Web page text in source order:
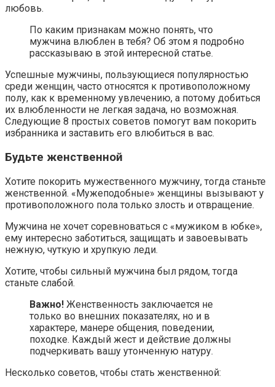
любовь.
По каким признакам можно понять, что
мужчина влюблен в тебя? Об этом я подробно
рассказываю в этой интересной статье.
Успешные мужчины, пользующиеся популярностью
среди женщин, часто относятся к противоположному
полу, как к временному увлечению, а потому добиться
их влюбленности не легкая задача, но возможная.
Следующие 8 простых советов помогут вам покорить
избранника и заставить его влюбиться в вас.
Будьте женственной
Хотите покорить мужественного мужчину, тогда станьте
женственной. «Мужеподобные» женщины вызывают у
противоположного пола только злость и отвращение.
Мужчина не хочет соревноваться с «мужиком в юбке»,
ему интересно заботиться, защищать и завоевывать
нежную, чуткую и хрупкую леди.
Хотите, чтобы сильный мужчина был рядом, тогда
станьте слабой.
Важно! Женственность заключается не
только во внешних показателях, но и в
характере, манере общения, поведении,
походке. Каждый жест и действие должны
подчеркивать вашу утонченную натуру.
Несколько советов, чтобы стать женственной: